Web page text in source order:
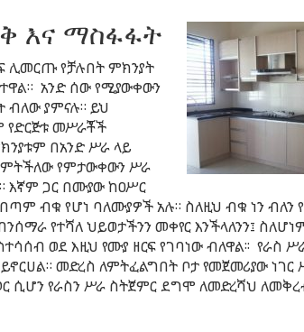
እና ማስፋፋት
ሊመርጡ የቻሉበት ምክንያት
አንድ ሰው የሚያውቀውን
ያምናሉ። ይህ
መሥራቾች
በአንድ ሥራ ላይ
የምታውቀውን ሥራ
እኛም ጋር በሙያው ከዐሥር
ብቁ የሆነ ባለሙያዎች አሉ። ስለዚህ ብቁ ነን
የተሻለ ህይወታችንን መቀየር እንችላለንን፤
ወደ እዚህ የሙያ ዘርፍ የገባነው ብለዋል፡፡ የራስ
መድረስ ለምትፈልግበት ቦታ የመጀመሪያው ነገር
ሲሆን የራስን ሥራ ስትጀምር ደግሞ ለመድረሻህ